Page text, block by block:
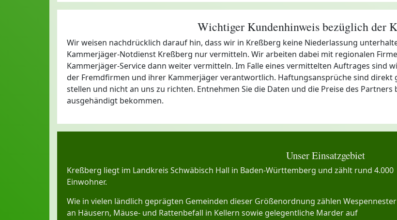
Wichtiger Kundenhinweis bezüglich der
Wir weisen nachdrücklich darauf hin, dass wir in Kreßberg keine Niederlassung
Kammerjäger-Notdienst Kreßberg nur vermitteln. Wir arbeiten dabei mit regionalen
Kammerjäger-Service dann weiter vermitteln. Im Falle eines vermittelten Auftrages sind
der Fremdfirmen und ihrer Kammerjäger verantwortlich. Haftungsansprüche sind
stellen und nicht an uns zu richten. Entnehmen Sie die Daten und die Preise des
ausgehändigt bekommen.
Unser Einsatzgebiet
Kreßberg liegt im Landkreis Schwäbisch Hall in Baden-Württemberg und zählt rund 4.000
Einwohner.
Wie in vielen ländlich geprägten Gemeinden dieser Größenordnung zählen Wespennester
an Häusern, Mäuse- und Rattenbefall in Kellern sowie gelegentliche Marder auf